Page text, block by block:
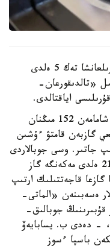
اكىمنىڭ سوزىنشە، جەتىسۋ وبلىسى قۇرىلعانشا تەك 5 ەلدى
«تالدىقورعان-
اياقتالدى.
- اقسۋ، سارقان، الاكول اۋداندارىنىڭ شامامەن 152 مىڭنان
تابيعي گازبەن قامتۋ ءۇشىن
جاتىر. وسى جوبالاردى
ىسكە اسىرىپ، 2028-جىلى وڭىردە 210 ەلدى مەكەنگە گاز
گازعا قاجەتتىلىك ارتىپ
ەسەبىنەن «الماتى-
قۇبىرىنىڭ جوبالىق-
- دەدى ب. يسابايەۆ
باسپا ءسوز